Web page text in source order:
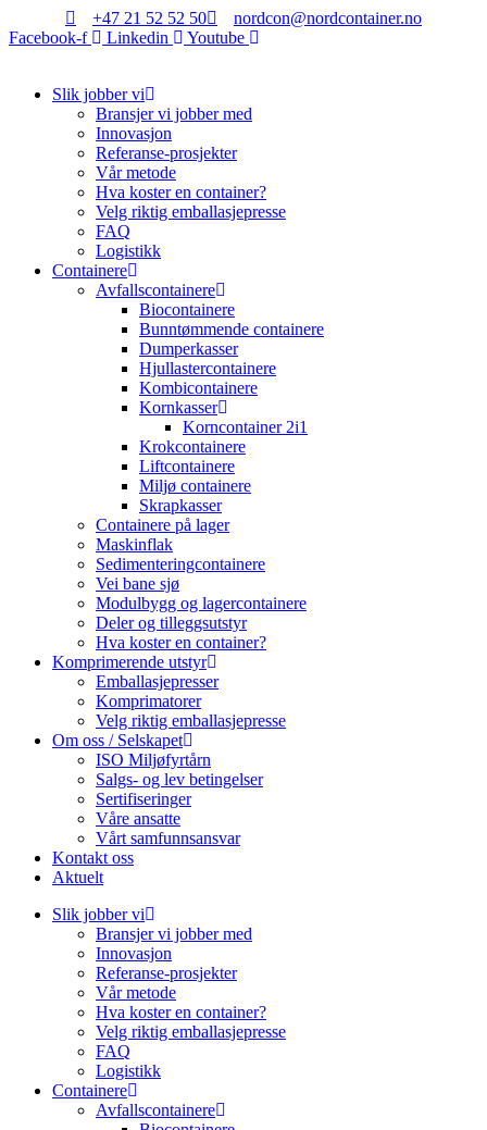
to
+47 21 52 52 50
nordcon@nordcontainer.no
Facebook-f
Linkedin Youtube
Slik jobber vi
Bransjer vi jobber med
Innovasjon
Referanse-prosjekter
Vår metode
Hva koster en container?
Velg riktig emballasjepresse
FAQ
Logistikk
Containere
Avfallscontainere
Biocontainere
Bunntømmende containere
Dumperkasser
Hjullastercontainere
Kombicontainere
Kornkasser
Korncontainer 2i1
Krokcontainere
Liftcontainere
Miljø containere
Skrapkasser
Containere på lager
Maskinflak
Sedimenteringcontainere
Vei bane sjø
Modulbygg og lagercontainere
Deler og tilleggsutstyr
Hva koster en container?
Komprimerende utstyr
Emballasjepresser
Komprimatorer
Velg riktig emballasjepresse
Om oss / Selskapet
ISO Miljøfyrtårn
Salgs- og lev betingelser
Sertifiseringer
Våre ansatte
Vårt samfunnsansvar
Kontakt oss
Aktuelt
Slik jobber vi
Bransjer vi jobber med
Innovasjon
Referanse-prosjekter
Vår metode
Hva koster en container?
Velg riktig emballasjepresse
FAQ
Logistikk
Containere
Avfallscontainere